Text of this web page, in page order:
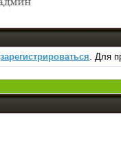
зарегистрироваться. Для